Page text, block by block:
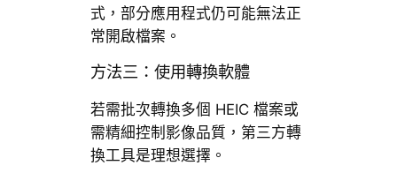
式，部分應用程式仍可能無法正
常開啟檔案。
方法三：使用轉換軟體
若需批次轉換多個 HEIC 檔案或
需精細控制影像品質，第三方轉
換工具是理想選擇。